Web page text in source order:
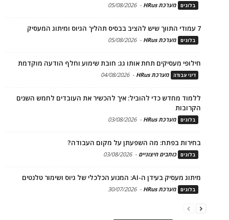
בלוגים מערכת HRus -
05/08/2026
7 עמודי התווך שיש להציב בבסיס תהליך הגיוס ומיתוג המעסיק
בלוגים מערכת HRus -
05/08/2026
חילופי מעסיקים תחת אותו גג: חובת שימוע וחלף הודעה מוקדמת
דיני עבודה מערכת HRus -
04/08/2026
ללמוד מחדש כדי להוביל: איך להכשיר את העובדים לחמש השנים
הקרובות
בלוגים מערכת HRus -
03/08/2026
בחירות בפתח: מה השפעתן על מקום העבודה?
בלוגים כותבים חיצוניים -
03/08/2026
מיתוג מעסיק בעידן ה-AI: המנוע הכלכלי של גיוס ושימור טלנטים
בלוגים מערכת HRus -
30/07/2026